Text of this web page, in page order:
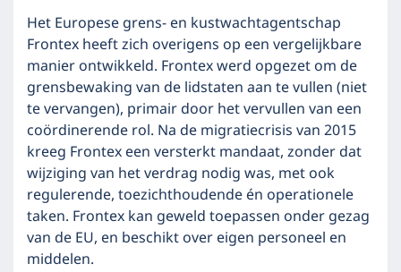
Het Europese grens- en kustwachtagentschap
Frontex heeft zich overigens op een vergelijkbare
manier ontwikkeld. Frontex werd opgezet om de
grensbewaking van de lidstaten aan te vullen (niet
te vervangen), primair door het vervullen van een
coördinerende rol. Na de migratiecrisis van 2015
kreeg Frontex een versterkt mandaat, zonder dat
wijziging van het verdrag nodig was, met ook
regulerende, toezichthoudende én operationele
taken. Frontex kan geweld toepassen onder gezag
van de EU, en beschikt over eigen personeel en
middelen.